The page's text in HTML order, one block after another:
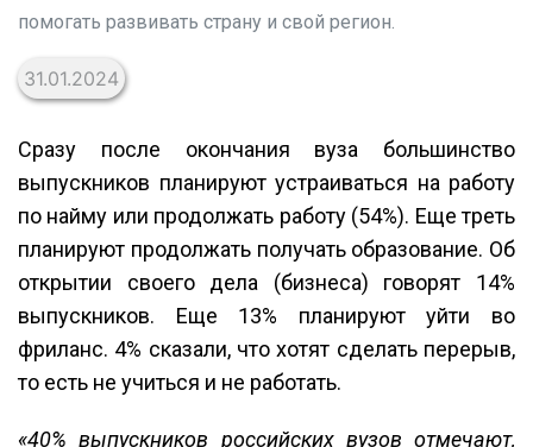
помогать развивать страну и свой регион.
31.01.2024
Сразу после окончания вуза большинство
выпускников планируют устраиваться на работу
по найму или продолжать работу (54%). Еще треть
планируют продолжать получать образование. Об
открытии своего дела (бизнеса) говорят 14%
выпускников. Еще 13% планируют уйти во
фриланс. 4% сказали, что хотят сделать перерыв,
то есть не учиться и не работать.
«40% выпускников российских вузов отмечают,